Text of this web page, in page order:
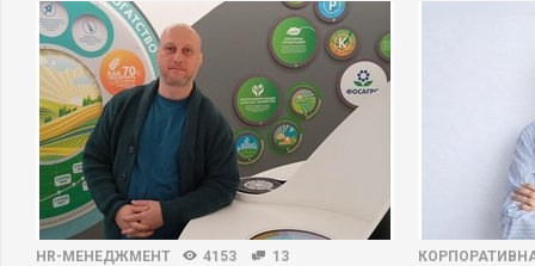
HR-МЕНЕДЖМЕНТ 4153 13